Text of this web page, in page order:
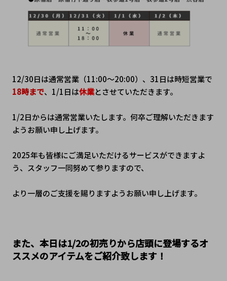
12/30日は通常営業（11:00～20:00）、31日は時短営業で
18時まで、1/1日は休業とさせていただきます。​
1/2日からは通常営業いたします。何卒ご理解いただきます
ようお願い申し上げます。
2025年も皆様にご満足いただけるサービスができますよ
う、スタッフ一同努めて参りますので、
より一層のご支援を賜りますようお願い申し上げます。
また、本日は1/2の初売りから店頭に登場するオ
ススメのアイテムをご紹介致します！